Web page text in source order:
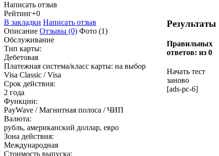
Написать отзыв
Результаты
Правильных
ответов: из 0
Начать тест
заново
[ads-pc-6]
Рейтинг+0
В закладки Написать отзыв
Описание Отзывы (0) Фото (1)
Обслуживание
Тип карты:
Дебетовая
Платежная система/класс карты: на выбор
Visa Classic / Visa
Срок действия:
2 года
Функции:
PayWave / Магнитная полоса / ЧИП
Валюта:
рубль, американский доллар, евро
Зона действия:
Международная
Стоимость выпуска: